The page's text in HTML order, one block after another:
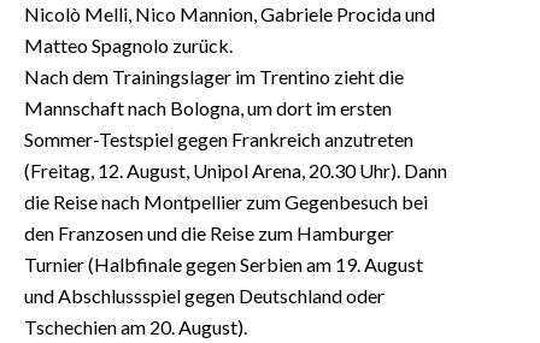
Nicolò Melli, Nico Mannion, Gabriele Procida und
Matteo Spagnolo zurück.
Nach dem Trainingslager im Trentino zieht die
Mannschaft nach Bologna, um dort im ersten
Sommer-Testspiel gegen Frankreich anzutreten
(Freitag, 12. August, Unipol Arena, 20.30 Uhr). Dann
die Reise nach Montpellier zum Gegenbesuch bei
den Franzosen und die Reise zum Hamburger
Turnier (Halbfinale gegen Serbien am 19. August
und Abschlussspiel gegen Deutschland oder
Tschechien am 20. August).